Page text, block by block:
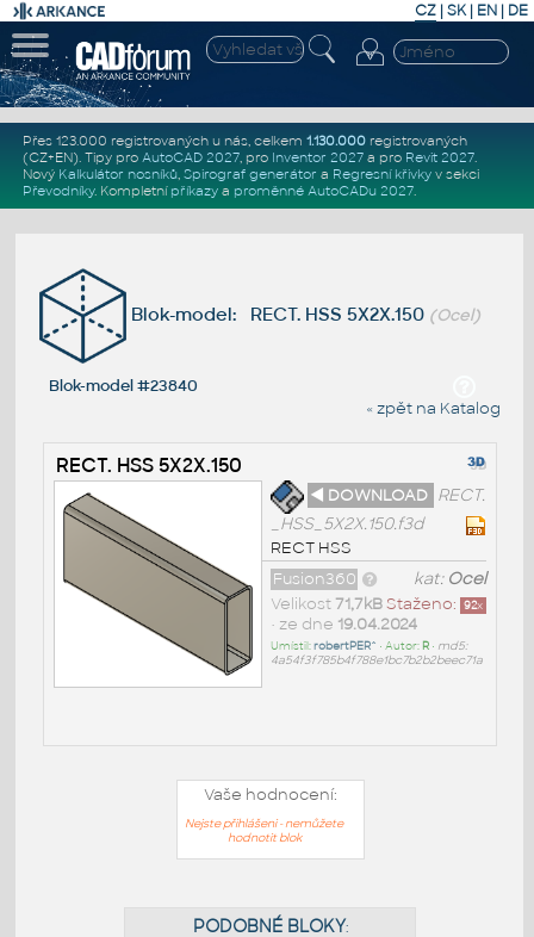
CZ | SK| EN | DE
Přes 123.000 registrovaných u nás, celkem 1.130.000registrovaných
(CZ+EN). Tipy pro AutoCAD 2027, pro Inventor 2027a pro Revit 2027.
Nový Kalkulátor nosníků, Spirograf generátor a Regresní křivkyv sekci
Převodníky. Kompletní příkazya proměnné AutoCADu 2027.
Blok-model: RECT. HSS 5X2X.150 (Ocel)
Blok-model #23840
« zpět na Katalog
RECT. HSS 5X2X.150
◄ DOWNLOAD RECT.
_HSS_5X2X.150.f3d
RECT HSS
kat: Ocel
Fusion360
Staženo: 92x
Velikost 71,7kB
• ze dne 19.04.2024
Umístil:robertPER^ • Autor: R• md5:
4a54f3f785b4f788e1bc7b2b2beec71a
Vaše hodnocení:
Nejste přihlášeni - nemůžete
hodnotit blok